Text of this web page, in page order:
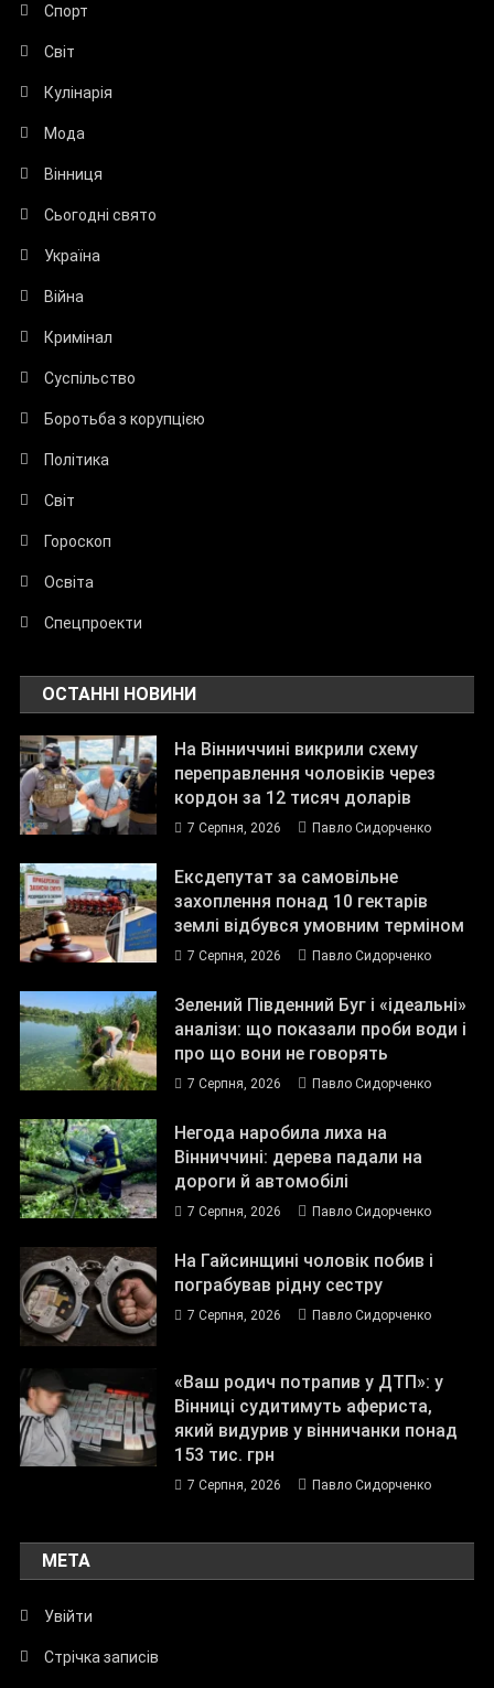
Спорт
Світ
Кулінарія
Мода
Вінниця
Сьогодні свято
Україна
Війна
Кримінал
Суспільство
Боротьба з корупцією
Політика
Світ
Гороскоп
Освіта
Спецпроекти
ОСТАННІ НОВИНИ
На Вінниччині викрили схему
переправлення чоловіків через
кордон за 12 тисяч доларів
7 Серпня, 2026 Павло Сидорченко
Ексдепутат за самовільне
захоплення понад 10 гектарів
землі відбувся умовним терміном
7 Серпня, 2026 Павло Сидорченко
Зелений Південний Буг і «ідеальні»
аналізи: що показали проби води і
про що вони не говорять
7 Серпня, 2026 Павло Сидорченко
Негода наробила лиха на
Вінниччині: дерева падали на
дороги й автомобілі
7 Серпня, 2026 Павло Сидорченко
На Гайсинщині чоловік побив і
пограбував рідну сестру
7 Серпня, 2026 Павло Сидорченко
«Ваш родич потрапив у ДТП»: у
Вінниці судитимуть афериста,
який видурив у вінничанки понад
153 тис. грн
7 Серпня, 2026 Павло Сидорченко
МЕТА
Увійти
Стрічка записів